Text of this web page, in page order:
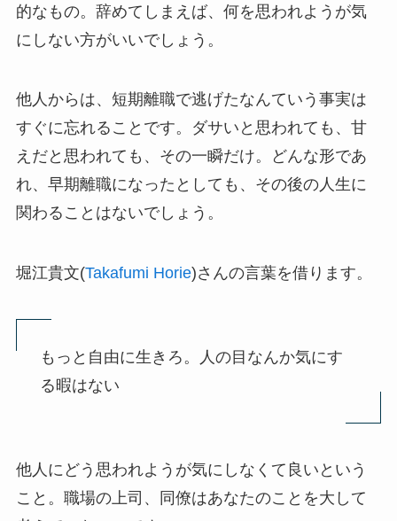
的なもの。辞めてしまえば、何を思われようが気
にしない方がいいでしょう。
他人からは、短期離職で逃げたなんていう事実は
すぐに忘れることです。ダサいと思われても、甘
えだと思われても、その一瞬だけ。どんな形であ
れ、早期離職になったとしても、その後の人生に
関わることはないでしょう。
堀江貴文(Takafumi Horie)さんの言葉を借ります。
もっと自由に生きろ。人の目なんか気にす
る暇はない
他人にどう思われようが気にしなくて良いという
こと。職場の上司、同僚はあなたのことを大して